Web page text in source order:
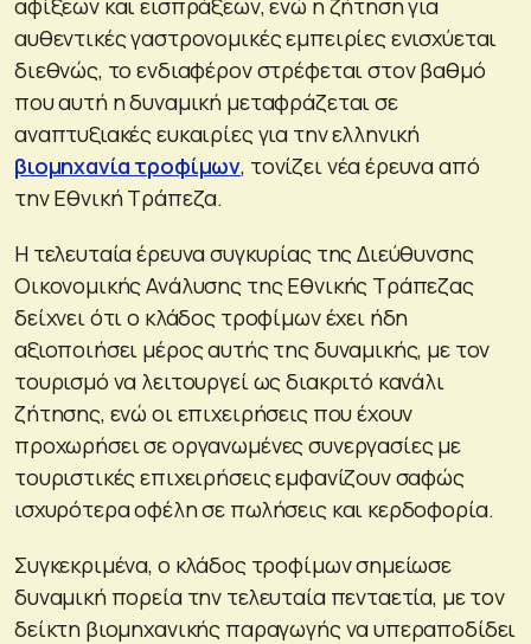
αυθεντικές γαστρονομικές εμπειρίες ενισχύεται
διεθνώς, το ενδιαφέρον στρέφεται στον βαθμό
που αυτή η δυναμική μεταφράζεται σε
αναπτυξιακές ευκαιρίες για την ελληνική
βιομηχανία τροφίμων, τονίζει νέα έρευνα από
την Εθνική Τράπεζα.
Η τελευταία έρευνα συγκυρίας της Διεύθυνσης
Οικονομικής Ανάλυσης της Εθνικής Τράπεζας
δείχνει ότι ο κλάδος τροφίμων έχει ήδη
αξιοποιήσει μέρος αυτής της δυναμικής, με τον
τουρισμό να λειτουργεί ως διακριτό κανάλι
ζήτησης, ενώ οι επιχειρήσεις που έχουν
προχωρήσει σε οργανωμένες συνεργασίες με
τουριστικές επιχειρήσεις εμφανίζουν σαφώς
ισχυρότερα οφέλη σε πωλήσεις και κερδοφορία.
Συγκεκριμένα, ο κλάδος τροφίμων σημείωσε
δυναμική πορεία την τελευταία πενταετία, με τον
δείκτη βιομηχανικής παραγωγής να υπεραποδίδει